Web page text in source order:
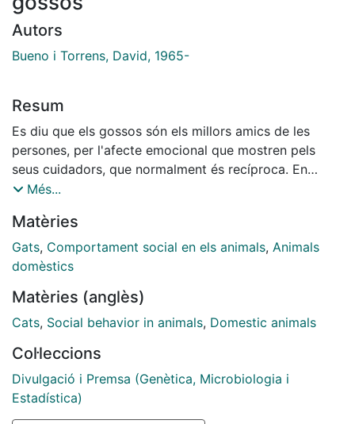
Autors
Bueno i Torrens, David, 1965-
Resum
Es diu que els gossos són els millors amics de les
persones, per l'afecte emocional que mostren pels
seus cuidadors, que normalment és recíproca. En
canvi, tradicionalment s'ha considerat que els gats, un
societats humanes, són més distants i esquerps. La
investigadora Kristyn R. Vitale i els seus col·laboradors
de la Universitat d'Oregon, als Estats Units, han volgut
afirmacions sobre els gats, més enllà de les
percepcions subjectives. Tanmateix, segons han
han obtingut han sigut justament oposats. Han vist
que els gats mostren un afecte emocional cap a les
persones com a mínim igual al dels gossos, i que és
equivalent al que també manifesten els nens petits
Més...
Matèries
Gats, Comportament social en els animals, Animals
domèstics
Matèries (anglès)
Cats, Social behavior in animals, Domestic animals
Col·leccions
Divulgació i Premsa (Genètica, Microbiologia i
Estadística)